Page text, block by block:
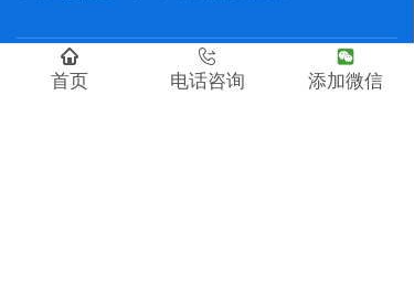
快速导航
首页 电话咨询 添加微信